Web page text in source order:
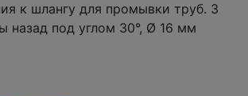
к шлангу для промывки труб. 3
назад под углом 30°, Ø 16 мм